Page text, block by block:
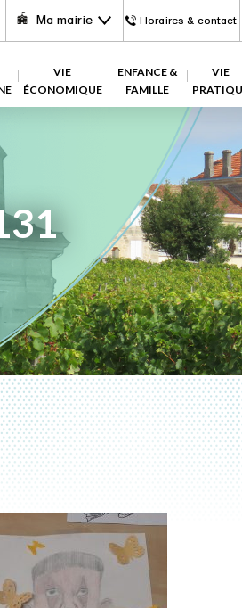
Ma mairie Horaires & contact
VIE
ÉCONOMIQUE
ENFANCE &
FAMILLE
VIE